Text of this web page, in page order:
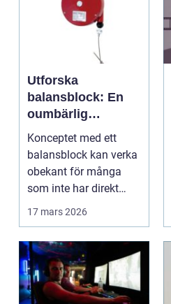
Utforska
balansblock: En
oumbärlig
komponent i
industrin
Konceptet med ett
balansblock kan verka
obekant för många
som inte har direkt
erfarenhet ...
17 mars 2026